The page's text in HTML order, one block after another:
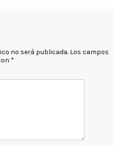
no será publicada. Los campos
*